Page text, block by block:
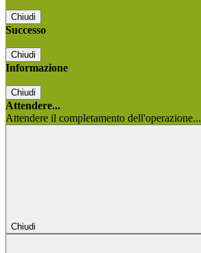
Chiudi
Successo
Chiudi
Informazione
Chiudi
Attendere...
Attendere il completamento dell'operazione...
Chiudi